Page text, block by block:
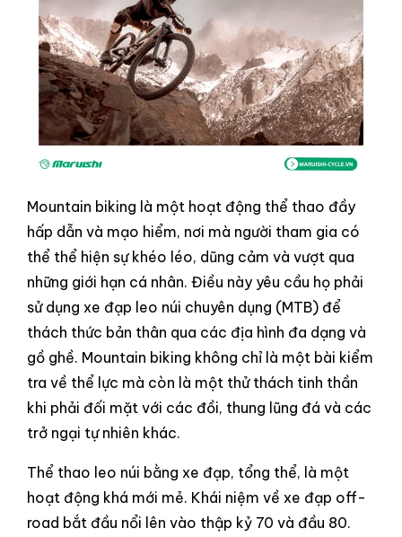
Mountain biking là một hoạt động thể thao đầy
hấp dẫn và mạo hiểm, nơi mà người tham gia có
thể thể hiện sự khéo léo, dũng cảm và vượt qua
những giới hạn cá nhân. Điều này yêu cầu họ phải
sử dụng xe đạp leo núi chuyên dụng (MTB) để
thách thức bản thân qua các địa hình đa dạng và
gồ ghề. Mountain biking không chỉ là một bài kiểm
tra về thể lực mà còn là một thử thách tinh thần
khi phải đối mặt với các đồi, thung lũng đá và các
trở ngại tự nhiên khác.
Thể thao leo núi bằng xe đạp, tổng thể, là một
hoạt động khá mới mẻ. Khái niệm về xe đạp off-
road bắt đầu nổi lên vào thập kỷ 70 và đầu 80.